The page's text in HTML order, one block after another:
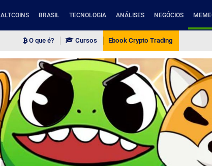
ALTCOINS BRASIL TECNOLOGIA ANÁLISES NEGÓCIOS
O que é? Cursos Ebook Crypto Trading